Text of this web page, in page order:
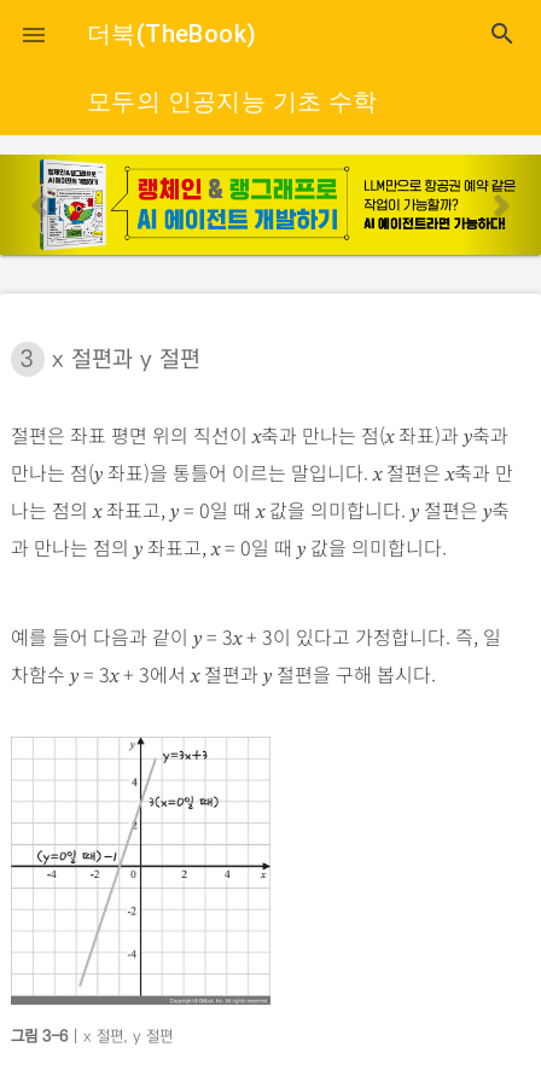
close
 더북(TheBook) search
모두의 인공지능 기초 수학
p
r
e
o
u
e
x
3 x 절편과 y 절편
절편은 좌표 평면 위의 직선이x축과 만나는 점(x좌표)과 y축과
만나는 점(y좌표)을 통틀어 이르는 말입니다.x절편은x축과 만
나는 점의x좌표고, y= 0일 때x값을 의미합니다. y절편은 y축
과 만나는 점의 y좌표고,x= 0일 때 y값을 의미합니다.
예를 들어 다음과 같이 y= 3x+ 3이 있다고 가정합니다. 즉, 일
차함수 y= 3x+ 3에서x절편과 y절편을 구해 봅시다.
그림 3-6| x 절편, y 절편